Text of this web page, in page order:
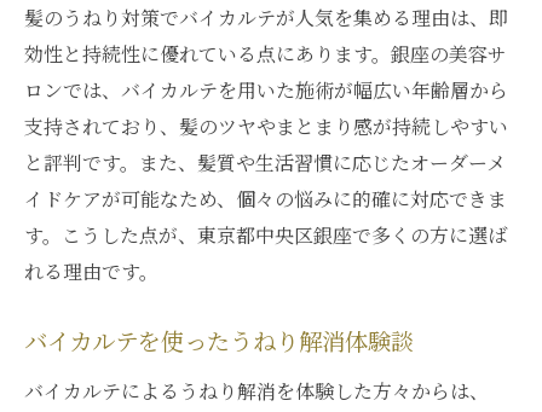
髪のうねり対策でバイカルテが人気を集める理由は、即
効性と持続性に優れている点にあります。銀座の美容サ
ロンでは、バイカルテを用いた施術が幅広い年齢層から
支持されており、髪のツヤやまとまり感が持続しやすい
と評判です。また、髪質や生活習慣に応じたオーダーメ
イドケアが可能なため、個々の悩みに的確に対応できま
す。こうした点が、東京都中央区銀座で多くの方に選ば
れる理由です。
バイカルテを使ったうねり解消体験談
バイカルテによるうねり解消を体験した方々からは、